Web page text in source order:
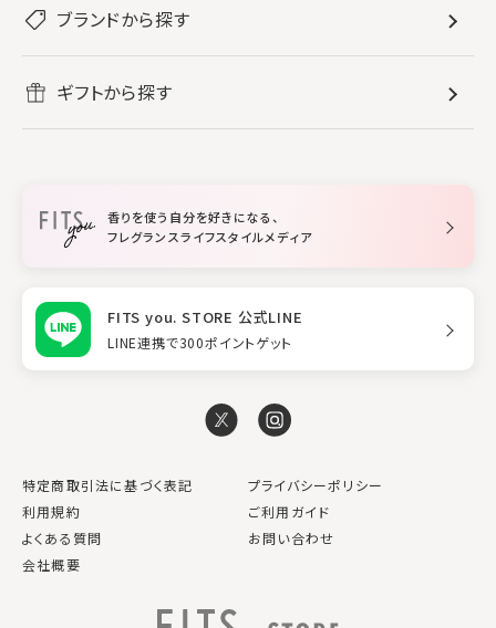
レディース香水
メンズ香水
ボディミスト・スプレー
すべてのバス・ボディケア
ボディ・ハンドクリーム
入浴剤
ホームフレグランス
ルームフレグランス
スタイリング
リフレッシュしたい
ブランドから探す
ギフトから探す
香りを使う自分を好きになる、
フレグランスライフスタイルメディア
FITS you. STORE 公式LINE
LINE連携で300ポイントゲット
特定商取引法に基づく表記
プライバシーポリシー
利用規約
ご利用ガイド
よくある質問
お問い合わせ
会社概要